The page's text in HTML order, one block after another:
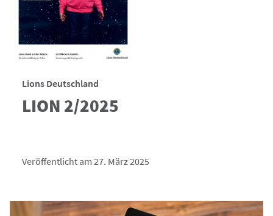
Lions Deutschland
LION 2/2025
Veröffentlicht am 27. März 2025